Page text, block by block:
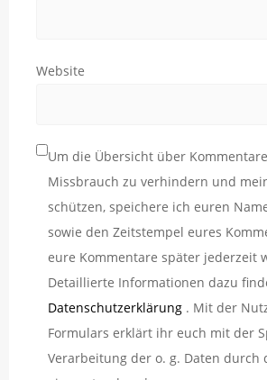
Website
Um die Übersicht über
Missbrauch zu verhindern und
schützen, speichere ich euren
sowie den Zeitstempel eures
eure Kommentare später jederzeit
Detaillierte Informationen dazu
Datenschutzerklärung . Mit der
Formulars erklärt ihr euch mit der
Verarbeitung der o. g. Daten durch